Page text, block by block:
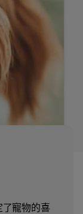
了寵物的喜